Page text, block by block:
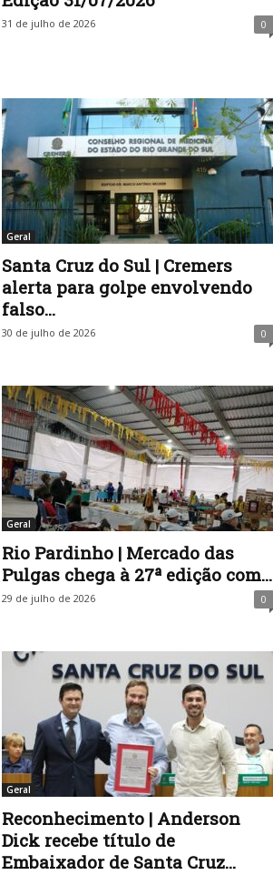
31 de julho de 2026 0
Geral
Santa Cruz do Sul | Cremers
alerta para golpe envolvendo
falso...
30 de julho de 2026 0
Geral
Rio Pardinho | Mercado das
Pulgas chega à 27ª edição com...
29 de julho de 2026 0
Geral
Reconhecimento | Anderson
Dick recebe título de
Embaixador de Santa Cruz...